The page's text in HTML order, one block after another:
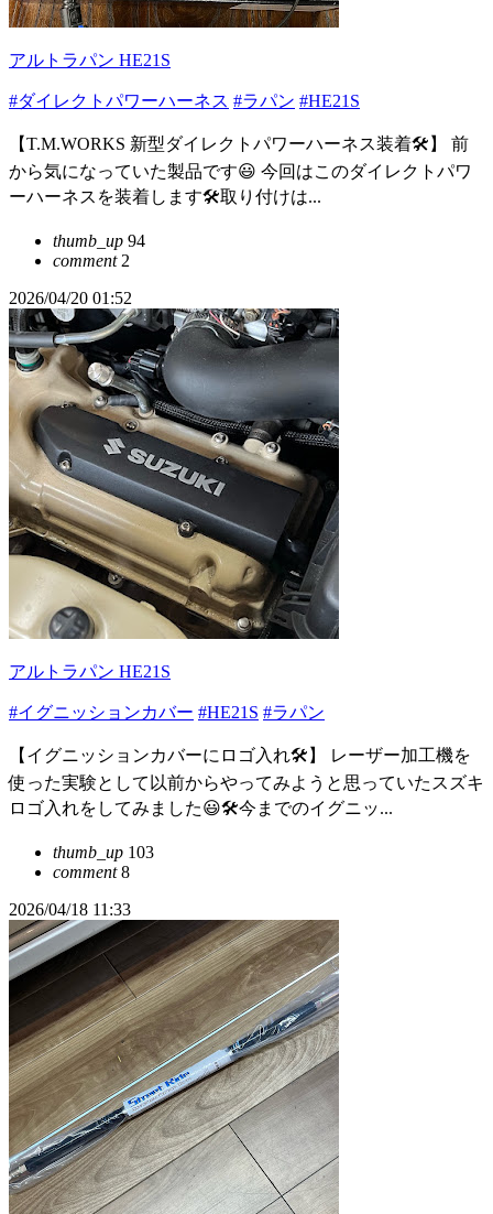
アルトラパン HE21S
#ダイレクトパワーハーネス #ラパン #HE21S
【T.M.WORKS 新型ダイレクトパワーハーネス装着🛠️】 前
から気になっていた製品です😃 今回はこのダイレクトパワ
ーハーネスを装着します🛠️取り付けは...
thumb_up 94
comment2
2026/04/20 01:52
アルトラパン HE21S
#イグニッションカバー #HE21S #ラパン
【イグニッションカバーにロゴ入れ🛠️】 レーザー加工機を
使った実験として以前からやってみようと思っていたスズキ
ロゴ入れをしてみました😃🛠️今までのイグニッ...
thumb_up 103
comment8
2026/04/18 11:33